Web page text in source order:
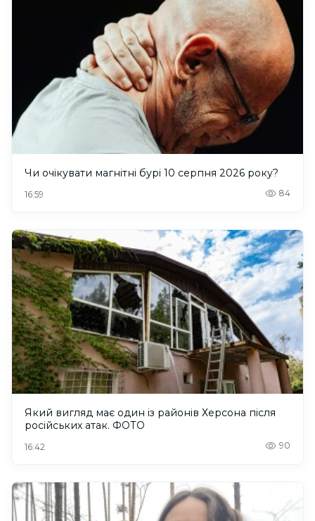
Чи очікувати магнітні бурі 10 серпня 2026 року?
16:59 84
Який вигляд має один із районів Херсона після
російських атак. ФОТО
16:42 90